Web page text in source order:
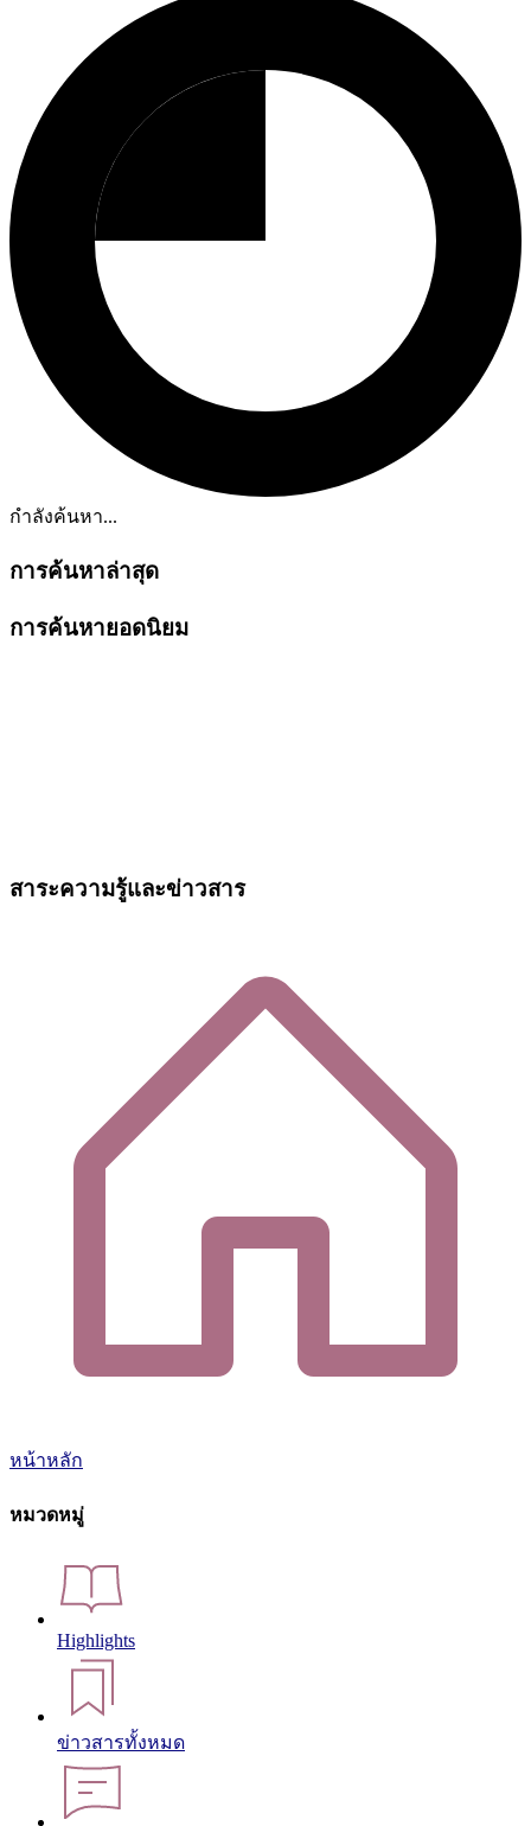
กำลังค้นหา...
การค้นหาล่าสุด
การค้นหายอดนิยม
สาระความรู้และข่าวสาร
หน้าหลัก
หมวดหมู่
Highlights
ข่าวสารทั้งหมด